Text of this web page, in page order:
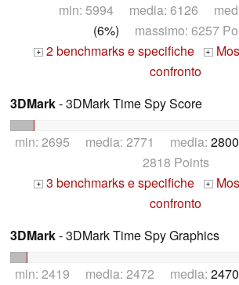
min: 5994 media: 6126
(6%) massimo: 6257
+ 2 benchmarks e specifiche +
confronto
3DMark- 3DMark Time Spy Score
min: 2695 media: 2771 media:
2818 Points
+ 3 benchmarks e specifiche +
confronto
3DMark- 3DMark Time Spy Graphics
min: 2419 media: 2472 media: